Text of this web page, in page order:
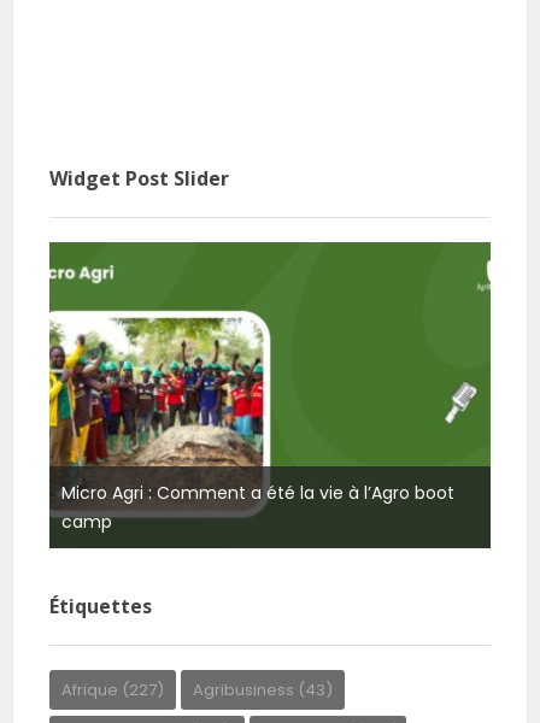
Widget Post Slider
à l’Agro boot
Teaser : Stagiaire à la ferme Laabal
Étiquettes
Afrique (227) Agribusiness (43)